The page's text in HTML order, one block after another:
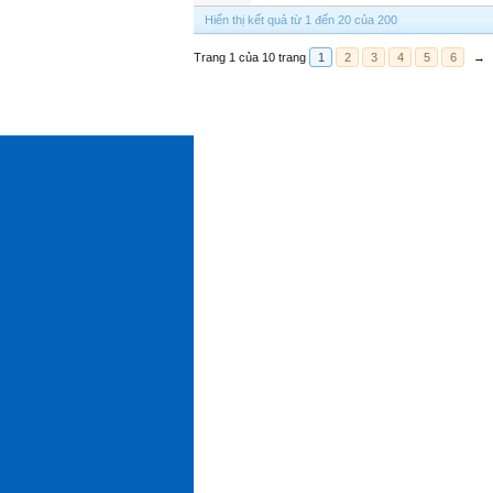
Hiển thị kết quả từ 1 đến 20 của 200
Trang 1 của 10 trang 1 2 3 4 5 6 →